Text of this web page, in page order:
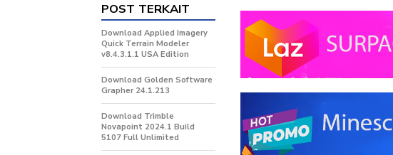
POST TERKAIT
Download Applied Imagery
Quick Terrain Modeler
v8.4.3.1.1 USA Edition
Download Golden Software
Grapher 24.1.213
Download Trimble
Novapoint 2024.1 Build
5107 Full Unlimited